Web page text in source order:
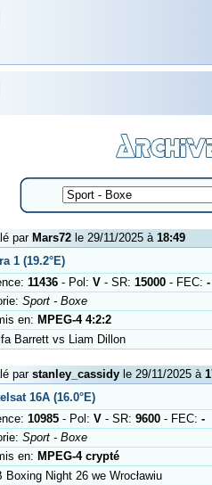
par Mars72le 29/11/2025 à 18:49
1 (19.2°E)
11436- Pol: V- SR: 15000- FEC: -
Sport - Boxe
en: MPEG-4 4:2:2
Barrett vs Liam Dillon
parstanley_cassidyle 29/11/2025 à
16A (16.0°E)
10985- Pol: V- SR: 9600- FEC: -
Sport - Boxe
en: MPEG-4 crypté
Boxing Night 26 we Wrocławiu